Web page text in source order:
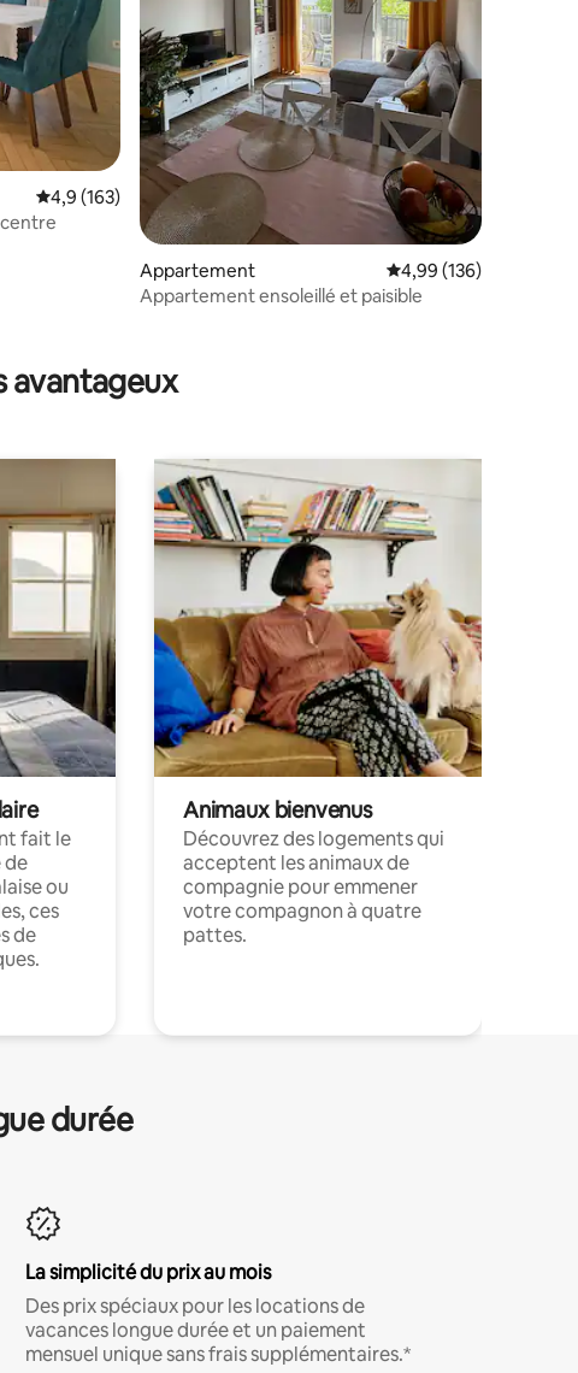
: 4,83 sur 5
Évaluation moyenne sur la base de 163 commentaires : 4,9 sur 5
4,9 (163)
Appartement Évaluation moyenne
4,99 (136)
Appartement ensoleillé et paisible
avantageux
fait le
de
ou
ces
de
Animaux bienvenus
Découvrez des logements qui
acceptent les animaux de
compagnie pour emmener
votre compagnon à quatre
pattes.
durée
La simplicité du prix au mois
Des prix spéciaux pour les locations de
vacances longue durée et un paiement
mensuel unique sans frais supplémentaires.*